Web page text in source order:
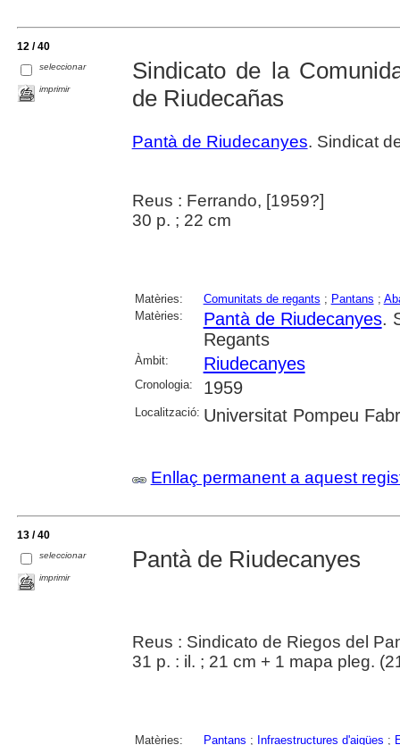
12 / 40
seleccionar
imprimir
Sindicato de la
de Riudecañas
Pantà de Riudecanyes. Sindicat
Reus : Ferrando, [1959?]
30 p. ; 22 cm
Matèries: Comunitats de regants ; Pantans ;
Matèries:
Pantà de Riudecanyes.
Regants
Àmbit: Riudecanyes
Cronologia: 1959
Localització: Universitat Pompeu
Enllaç permanent a aquest
13 / 40
seleccionar
imprimir
Pantà de Riudecanyes
Reus : Sindicato de Riegos del
31 p. : il. ; 21 cm + 1 mapa pleg.
Matèries: Pantans ; Infraestructures d'aigües ;